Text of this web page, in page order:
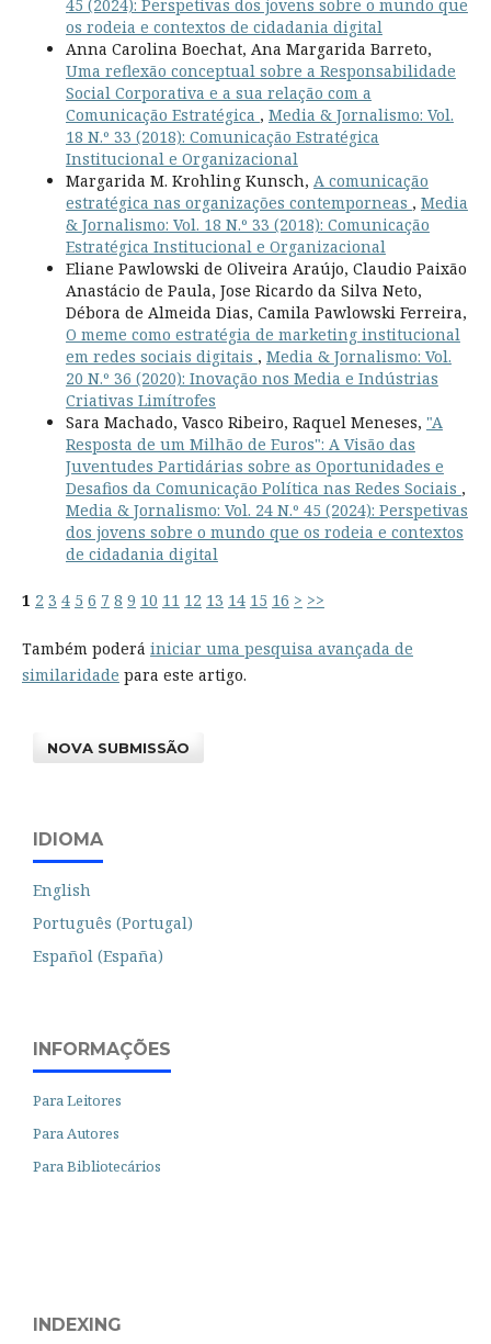
45 (2024): Perspetivas dos jovens sobre o mundo que
os rodeia e contextos de cidadania digital
Anna Carolina Boechat, Ana Margarida Barreto,
Uma reflexão conceptual sobre a Responsabilidade
Social Corporativa e a sua relação com a
Comunicação Estratégica , Media & Jornalismo: Vol.
18 N.º 33 (2018): Comunicação Estratégica
Institucional e Organizacional
Margarida M. Krohling Kunsch, A comunicação
estratégica nas organizações contemporneas , Media
& Jornalismo: Vol. 18 N.º 33 (2018): Comunicação
Estratégica Institucional e Organizacional
Eliane Pawlowski de Oliveira Araújo, Claudio Paixão
Anastácio de Paula, Jose Ricardo da Silva Neto,
Débora de Almeida Dias, Camila Pawlowski Ferreira,
O meme como estratégia de marketing institucional
em redes sociais digitais , Media & Jornalismo: Vol.
20 N.º 36 (2020): Inovação nos Media e Indústrias
Criativas Limítrofes
Sara Machado, Vasco Ribeiro, Raquel Meneses, "A
Resposta de um Milhão de Euros": A Visão das
Juventudes Partidárias sobre as Oportunidades e
Desafios da Comunicação Política nas Redes Sociais ,
Media & Jornalismo: Vol. 24 N.º 45 (2024): Perspetivas
dos jovens sobre o mundo que os rodeia e contextos
de cidadania digital
1 2 3 4 5 6 7 8 9 10 11 12 13 14 15 16 > >>
Também poderá iniciar uma pesquisa avançada de
similaridade para este artigo.
NOVA SUBMISSÃO
IDIOMA
English
Português (Portugal)
Español (España)
INFORMAÇÕES
Para Leitores
Para Autores
Para Bibliotecários
INDEXING